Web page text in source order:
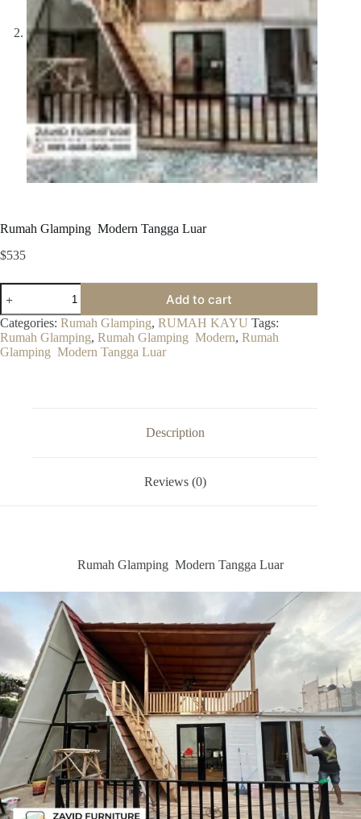
Rumah Glamping Modern Tangga Luar
$535
Rumah
Glamping
Modern
Tangga
Luar
quantity
Add to cart
Categories: Rumah Glamping, RUMAH KAYU Tags:
Rumah Glamping, Rumah Glamping Modern, Rumah
Glamping Modern Tangga Luar
Description
Reviews (0)
Rumah Glamping Modern Tangga Luar